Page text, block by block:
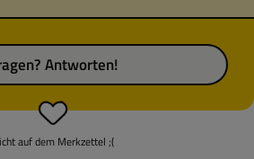
auf dem Merkzettel ;(
Antworten!